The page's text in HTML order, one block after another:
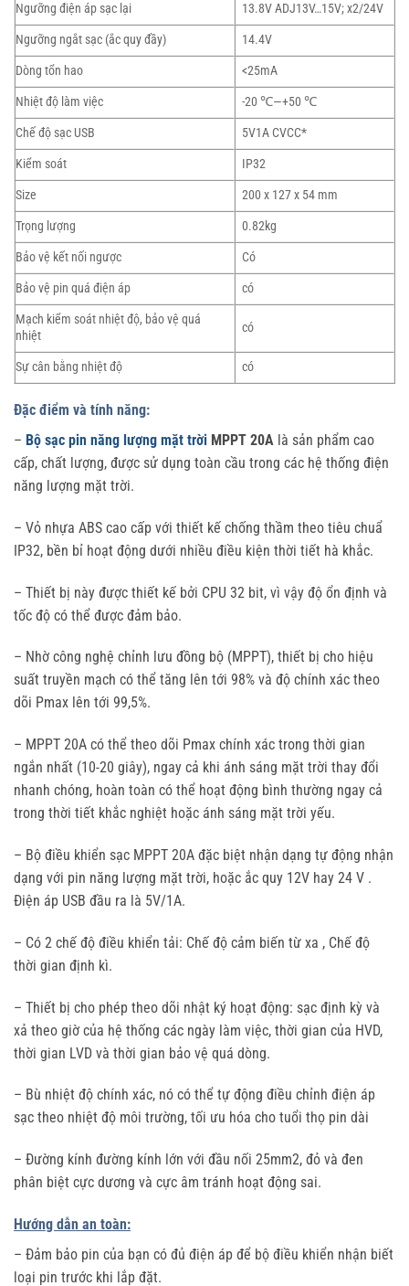
Ngưỡng điện áp sạc lại
13.8V ADJ13V…15V; x2/24V
Ngưỡng ngắt sạc (ắc quy đầy)
14.4V
Dòng tổn hao
<25mA
Nhiệt độ làm việc
-20 ℃—+50 ℃
Chế độ sạc USB
5V1A CVCC*
Kiểm soát
IP32
Size
200 x 127 x 54 mm
Trọng lượng
0.82kg
Bảo vệ kết nối ngược
Có
Bảo vệ pin quá điện áp
có
Mạch kiểm soát nhiệt độ, bảo vệ quá
nhiệt
có
Sự cân bằng nhiệt độ có
Đặc điểm và tính năng:
– Bộ sạc pin năng lượng mặt trời MPPT 20A là sản phẩm cao
cấp, chất lượng, được sử dụng toàn cầu trong các hệ thống điện
năng lượng mặt trời.
– Vỏ nhựa ABS cao cấp với thiết kế chống thầm theo tiêu chuẩ
IP32, bền bỉ hoạt động dưới nhiều điều kiện thời tiết hà khắc.
– Thiết bị này được thiết kế bởi CPU 32 bit, vì vậy độ ổn định và
tốc độ có thể được đảm bảo.
– Nhờ công nghệ chỉnh lưu đồng bộ (MPPT), thiết bị cho hiệu
suất truyền mạch có thể tăng lên tới 98% và độ chính xác theo
dõi Pmax lên tới 99,5%.
– MPPT 20A có thể theo dõi Pmax chính xác trong thời gian
ngắn nhất (10-20 giây), ngay cả khi ánh sáng mặt trời thay đổi
nhanh chóng, hoàn toàn có thể hoạt động bình thường ngay cả
trong thời tiết khắc nghiệt hoặc ánh sáng mặt trời yếu.
– Bộ điều khiển sạc MPPT 20A đặc biệt nhận dạng tự động nhận
dạng với pin năng lượng mặt trời, hoặc ắc quy 12V hay 24 V .
Điện áp USB đầu ra là 5V/1A.
– Có 2 chế độ điều khiển tải: Chế độ cảm biến từ xa , Chế độ
thời gian định kì.
– Thiết bị cho phép theo dõi nhật ký hoạt động: sạc định kỳ và
xả theo giờ của hệ thống các ngày làm việc, thời gian của HVD,
thời gian LVD và thời gian bảo vệ quá dòng.
– Bù nhiệt độ chính xác, nó có thể tự động điều chỉnh điện áp
sạc theo nhiệt độ môi trường, tối ưu hóa cho tuổi thọ pin dài
– Đường kính đường kính lớn với đầu nối 25mm2, đỏ và đen
phân biệt cực dương và cực âm tránh hoạt động sai.
Hướng dẫn an toàn:
– Đảm bảo pin của bạn có đủ điện áp để bộ điều khiển nhận biết
loại pin trước khi lắp đặt.